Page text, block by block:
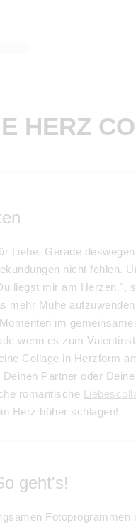
HERZ
Liebe. Gerade
nicht fehlen.
liegst mir am Herzen.",
mehr Mühe
im
wenn es zum
Collage in Herzform
Partner oder
romantische
Herz höher schlagen!
geht's!